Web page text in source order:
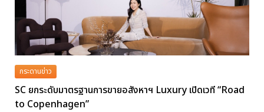
กระดานข่าว
SC ยกระดับมาตรฐานการขายอสังหาฯ Luxury เปิดเวที “Road
to Copenhagen”